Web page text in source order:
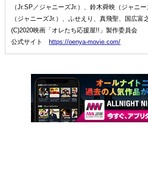
（Jr.SP／ジャニーズJr.）、鈴木舜映（ジャニ
（ジャニーズJr.）、ふせえり、真飛聖、国広富
(C)2020映画「オレたち応援屋!!」製作委員会
公式サイトhttps://oenya-movie.com/